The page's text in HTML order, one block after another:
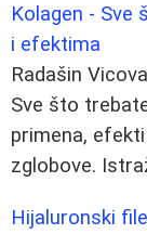
Kolagen - Sve
i efektima
Radašin
Sve što
primena,
zglobove.
Hijaluronski